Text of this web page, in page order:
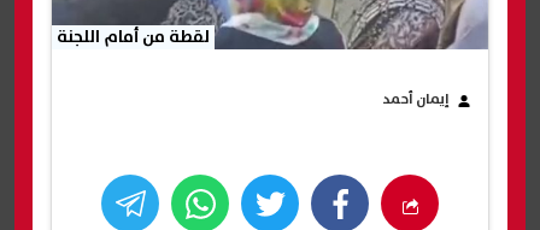
لقطة من أمام اللجنة
إيمان أحمد